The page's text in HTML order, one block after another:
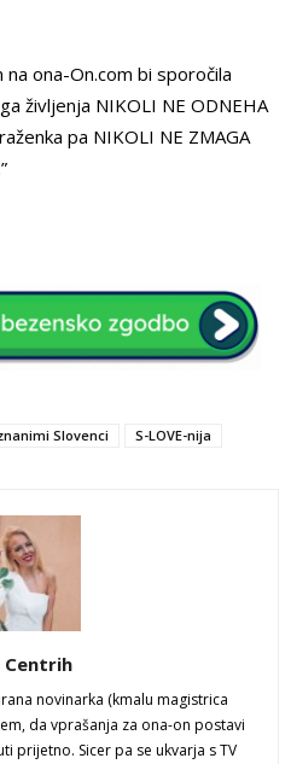
na ona-On.com bi sporočila
življenja NIKOLI NE ODNEHA
pa NIKOLI NE ZMAGA
Slovenci S-LOVE-nija
Centrih
novinarka (kmalu magistrica
da vprašanja za ona-on postavi
prijetno. Sicer pa se ukvarja s TV